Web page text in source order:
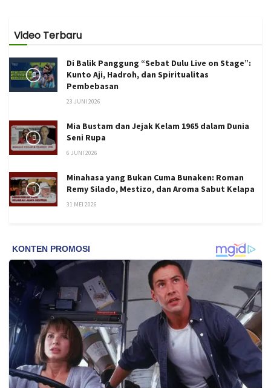
Video Terbaru
Di Balik Panggung “Sebat Dulu Live on Stage”:
Kunto Aji, Hadroh, dan Spiritualitas
Pembebasan
23 JUNI 2026
Mia Bustam dan Jejak Kelam 1965 dalam Dunia
Seni Rupa
6 JUNI 2026
Minahasa yang Bukan Cuma Bunaken: Roman
Remy Silado, Mestizo, dan Aroma Sabut Kelapa
31 MEI 2026